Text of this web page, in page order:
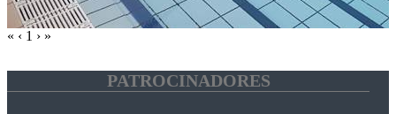
« ‹ 1 › »
PATROCINADORES